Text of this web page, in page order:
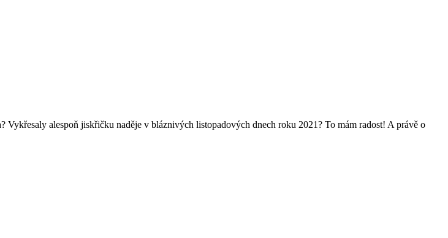
alespoň jiskřičku naděje v bláznivých listopadových dnech roku 2021? To mám radost! A právě o